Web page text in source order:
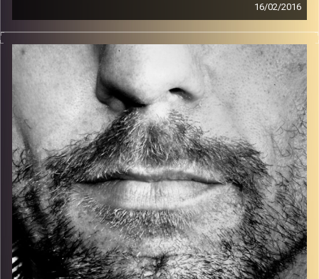
16/02/2016
זיפים, מוזיקה מחוספסת של הופעות חיות. הרבה ג'אם, רוק,
בלוז, bluegrass, ג'אז, Fאנק, פרוגרסיב ואפילו אלקטרוניקה.
כל מה שחי, אמיתי ונושם.
עם שמוליק רגב.
קרדיט תמונות: David Goehring